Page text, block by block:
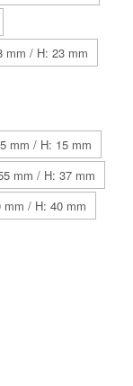
mm / H: 23 mm
mm / H: 15 mm
mm / H: 37 mm
mm / H: 40 mm